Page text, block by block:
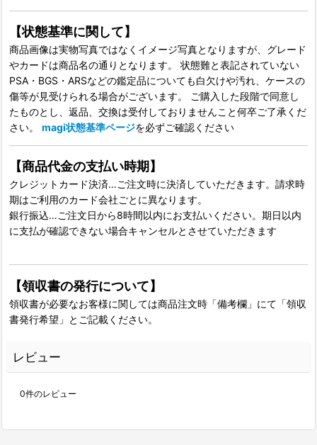
【状態基準に関して】
商品画像は実物写真ではなくイメージ写真となりますが、グレード
やカードは商品名の通りとなります。 状態難と表記されていない
PSA・BGS・ARSなどの鑑定品についても白欠けや汚れ、ケースの
傷等が見受けられる場合がございます。 ご購入した段階で同意し
たものとし、返品、交換は受付しておりませんこと何卒ご了承くだ
さい。 magi状態基準ページを必ずご確認ください
【商品代金の支払い時期】
クレジットカード決済…ご注文時に決済していただきます。請求時
期はご利用のカード会社ごとに異なります。
銀行振込…ご注文日から8時間以内にお支払いください。期日以内
に支払が確認できない場合キャンセルとさせていただきます
【領収書の発行について】
領収書が必要なお客様に関しては商品注文時「備考欄」にて「領収
書発行希望」とご記載ください。
レビュー
0件のレビュー